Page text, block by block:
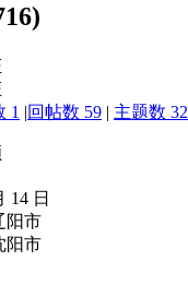
1 |回帖数 59 | 主题数 32
14 日
阳市
阳市